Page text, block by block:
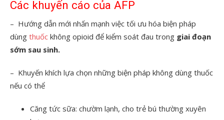
Các khuyến cáo của AFP
– Hướng dẫn mới nhấn mạnh việc tối ưu hóa biện pháp
dùng thuốc không opioid để kiểm soát đau trong giai đoạn
sớm sau sinh.
– Khuyến khích lựa chọn những biện pháp không dùng thuốc
nếu có thể
Căng tức sữa: chườm lạnh, cho trẻ bú thường xuyên